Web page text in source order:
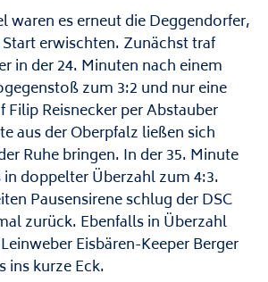
waren es erneut die Deggendorfer,
erwischten. Zunächst traf
in der 24. Minuten nach einem
zum 3:2 und nur eine
Filip Reisnecker per Abstauber
aus der Oberpfalz ließen sich
Ruhe bringen. In der 35. Minute
doppelter Überzahl zum 4:3.
Pausensirene schlug der DSC
zurück. Ebenfalls in Überzahl
Eisbären-Keeper Berger
ins kurze Eck.